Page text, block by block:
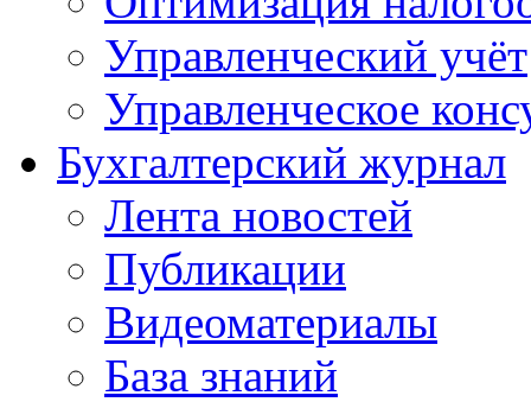
Управленческий учёт
Управленческое
Бухгалтерский журнал
Лента новостей
Публикации
Видеоматериалы
База знаний